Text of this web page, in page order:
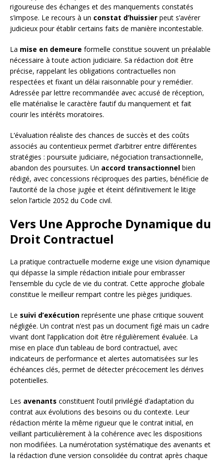
rigoureuse des échanges et des manquements constatés
s’impose. Le recours à un constat d’huissier peut s’avérer
judicieux pour établir certains faits de manière incontestable.
La mise en demeure formelle constitue souvent un préalable
nécessaire à toute action judiciaire. Sa rédaction doit être
précise, rappelant les obligations contractuelles non
respectées et fixant un délai raisonnable pour y remédier.
Adressée par lettre recommandée avec accusé de réception,
elle matérialise le caractère fautif du manquement et fait
courir les intérêts moratoires.
L’évaluation réaliste des chances de succès et des coûts
associés au contentieux permet d’arbitrer entre différentes
stratégies : poursuite judiciaire, négociation transactionnelle,
abandon des poursuites. Un accord transactionnel bien
rédigé, avec concessions réciproques des parties, bénéficie de
l’autorité de la chose jugée et éteint définitivement le litige
selon l’article 2052 du Code civil.
Vers Une Approche Dynamique du
Droit Contractuel
La pratique contractuelle moderne exige une vision dynamique
qui dépasse la simple rédaction initiale pour embrasser
l’ensemble du cycle de vie du contrat. Cette approche globale
constitue le meilleur rempart contre les pièges juridiques.
Le suivi d’exécution représente une phase critique souvent
négligée. Un contrat n’est pas un document figé mais un cadre
vivant dont l’application doit être régulièrement évaluée. La
mise en place d’un tableau de bord contractuel, avec
indicateurs de performance et alertes automatisées sur les
échéances clés, permet de détecter précocement les dérives
potentielles.
Les avenants constituent l’outil privilégié d’adaptation du
contrat aux évolutions des besoins ou du contexte. Leur
rédaction mérite la même rigueur que le contrat initial, en
veillant particulièrement à la cohérence avec les dispositions
non modifiées. La numérotation systématique des avenants et
la rédaction d’une version consolidée du contrat après chaque